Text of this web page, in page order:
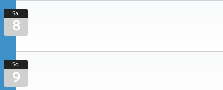
Sa.
8
So.
9